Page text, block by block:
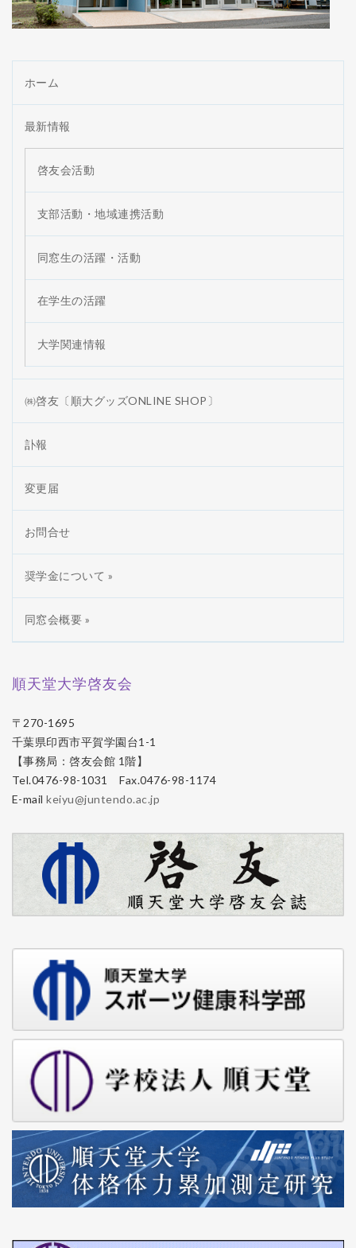
ホーム
最新情報
啓友会活動
支部活動・地域連携活動
同窓生の活躍・活動
在学生の活躍
大学関連情報
㈱啓友〔順大グッズONLINE SHOP〕
訃報
変更届
お問合せ
奨学金について »
同窓会概要 »
順天堂大学啓友会
〒270-1695
千葉県印西市平賀学園台1-1
【事務局：啓友会館 1階】
Tel.0476-98-1031 Fax.0476-98-1174
E-mailkeiyu@juntendo.ac.jp